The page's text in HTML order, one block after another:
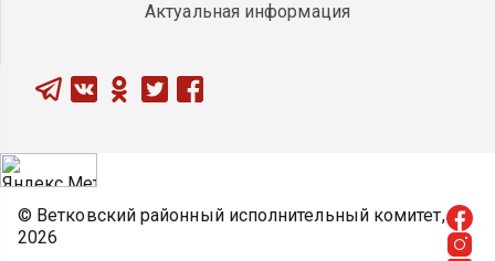
Актуальная информация
© Ветковский районный исполнительный комитет,
2026